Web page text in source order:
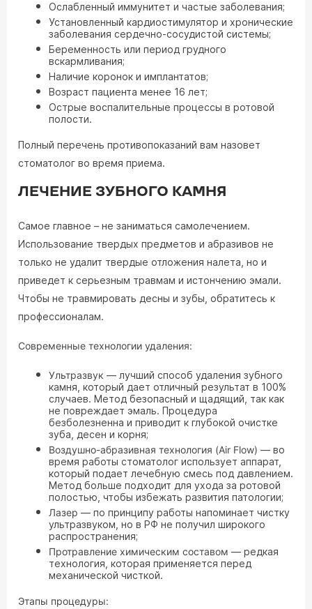
Ослабленный иммунитет и частые заболевания;
Установленный кардиостимулятор и хронические
заболевания сердечно-сосудистой системы;
Беременность или период грудного
вскармливания;
Наличие коронок и имплантатов;
Возраст пациента менее 16 лет;
Острые воспалительные процессы в ротовой
полости.
Полный перечень противопоказаний вам назовет
стоматолог во время приема.
ЛЕЧЕНИЕ ЗУБНОГО КАМНЯ
Самое главное – не заниматься самолечением.
Использование твердых предметов и абразивов не
только не удалит твердые отложения налета, но и
приведет к серьезным травмам и истончению эмали.
Чтобы не травмировать десны и зубы, обратитесь к
профессионалам.
Современные технологии удаления:
Ультразвук — лучший способ удаления зубного
камня, который дает отличный результат в 100%
случаев. Метод безопасный и щадящий, так как
не повреждает эмаль. Процедура
безболезненна и приводит к глубокой очистке
зуба, десен и корня;
Воздушно-абразивная технология (Air Flow) — во
время работы стоматолог использует аппарат,
который подает лечебную смесь под давлением.
Метод больше подходит для ухода за ротовой
полостью, чтобы избежать развития патологии;
Лазер — по принципу работы напоминает чистку
ультразвуком, но в РФ не получил широкого
распространения;
Протравление химическим составом — редкая
технология, которая применяется перед
механической чисткой.
Этапы процедуры: